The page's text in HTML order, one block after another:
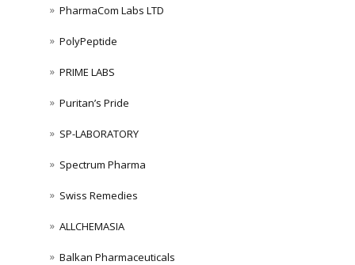
PharmaCom Labs LTD
PolyPeptide
PRIME LABS
Puritan’s Pride
SP-LABORATORY
Spectrum Pharma
Swiss Remedies
ALLCHEMASIA
Balkan Pharmaceuticals